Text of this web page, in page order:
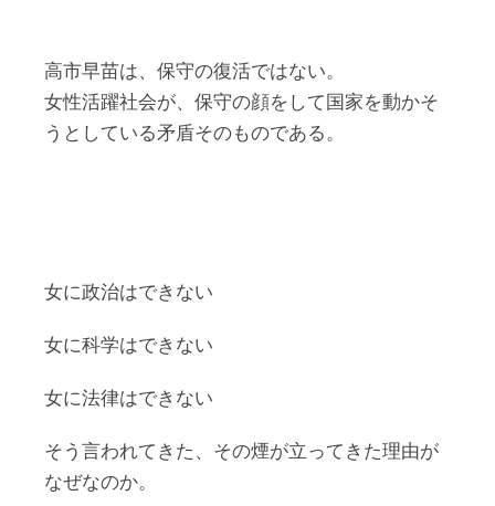
高市早苗は、保守の復活ではない。
女性活躍社会が、保守の顔をして国家を動かそ
うとしている矛盾そのものである。
女に政治はできない
女に科学はできない
女に法律はできない
そう言われてきた、その煙が立ってきた理由が
なぜなのか。